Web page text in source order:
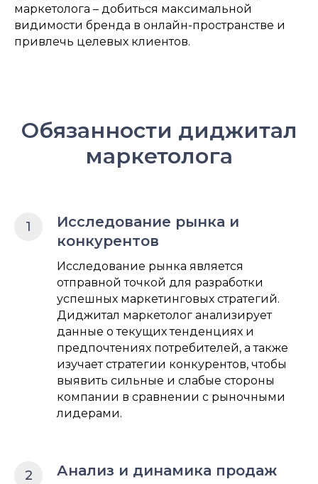
маркетолога – добиться максимальной
видимости бренда в онлайн-пространстве и
привлечь целевых клиентов.
Обязанности диджитал
маркетолога
Исследование рынка и
конкурентов
Исследование рынка является
отправной точкой для разработки
успешных маркетинговых стратегий.
Диджитал маркетолог анализирует
данные о текущих тенденциях и
предпочтениях потребителей, а также
изучает стратегии конкурентов, чтобы
выявить сильные и слабые стороны
компании в сравнении с рыночными
лидерами.
Анализ и динамика продаж